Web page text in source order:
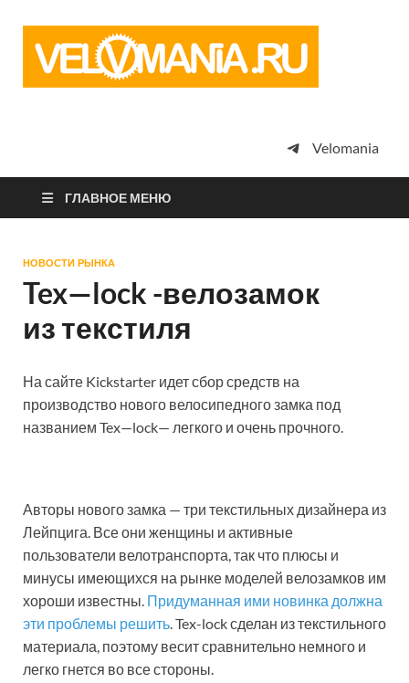
просто
Velomania
ГЛАВНОЕ МЕНЮ
НОВОСТИ РЫНКА
Tex—lock -велозамок
из текстиля
На сайте Kickstarter идет сбор средств на
производство нового велосипедного замка под
названием Tex—lock— легкого и очень прочного.
Авторы нового замка — три текстильных дизайнера из
Лейпцига. Все они женщины и активные
пользователи велотранспорта, так что плюсы и
минусы имеющихся на рынке моделей велозамков им
хороши известны. Придуманная ими новинка должна
эти проблемы решить. Tex-lock сделан из текстильного
материала, поэтому весит сравнительно немного и
легко гнется во все стороны.